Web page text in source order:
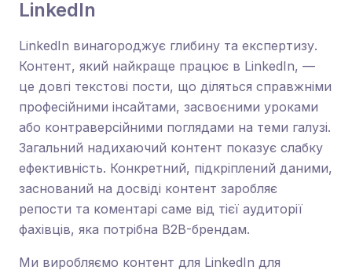
LinkedIn
LinkedIn винагороджує глибину та експертизу.
Контент, який найкраще працює в LinkedIn, —
це довгі текстові пости, що діляться справжніми
професійними інсайтами, засвоєними уроками
або контраверсійними поглядами на теми галузі.
Загальний надихаючий контент показує слабку
ефективність. Конкретний, підкріплений даними,
заснований на досвіді контент заробляє
репости та коментарі саме від тієї аудиторії
фахівців, яка потрібна B2B-брендам.
Ми виробляємо контент для LinkedIn для